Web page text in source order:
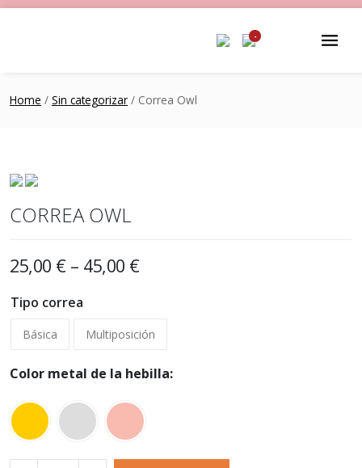
-
Home / Sin categorizar / Correa Owl
CORREA OWL
25,00 €– 45,00 €
Tipo correa
Básica Multiposición
Color metal de la hebilla: